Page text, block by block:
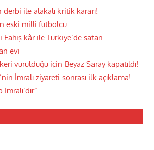
derbi ile alakalı kritik kararı!
eski milli futbolcu
kâr ile Türkiye’de satan
evi
vurulduğu için Beyaz Saray kapatıldı!
İmralı ziyareti sonrası ilk açıklama!